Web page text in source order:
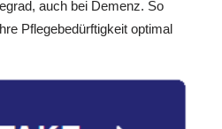
auch bei Demenz. So
Pflegebedürftigkeit optimal